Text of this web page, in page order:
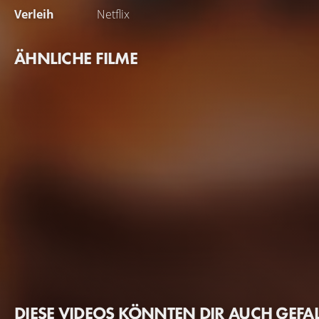
Verleih Netflix
ÄHNLICHE FILME
DIESE VIDEOS KÖNNTEN DIR AUCH